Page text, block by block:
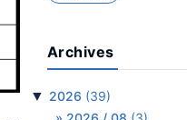
Archives
▼ 2026 (39)